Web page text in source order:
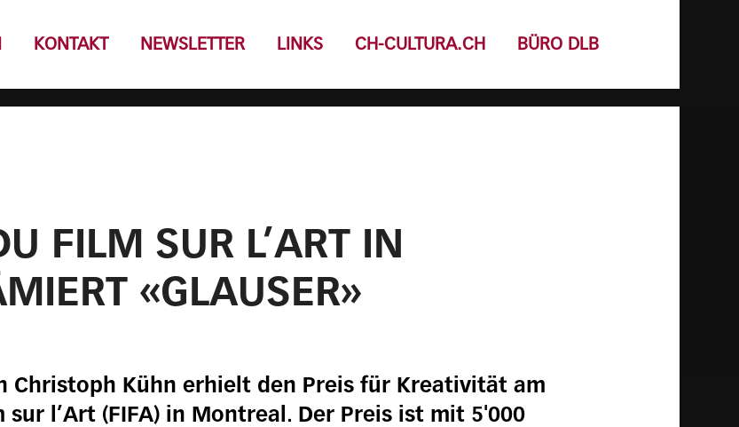
KONTAKT NEWSLETTER LINKS CH-CULTURA.CH BÜRO DLB
FILM SUR L’ART IN
«GLAUSER»
Christoph Kühn erhielt den Preis für Kreativität am
l’Art (FIFA) in Montreal. Der Preis ist mit 5'000